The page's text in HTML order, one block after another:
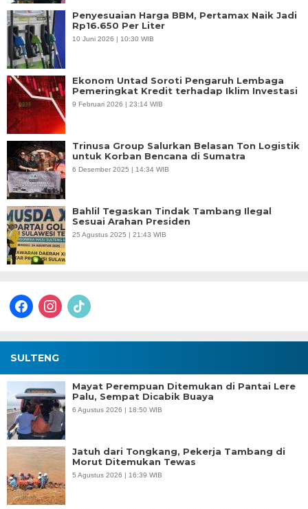
Penyesuaian Harga BBM, Pertamax Naik Jadi
Rp16.650 Per Liter
10 Juni 2026 | 10:30 WIB
Ekonom Untad Soroti Pengaruh Lembaga
Pemeringkat Kredit terhadap Iklim Investasi
9 Februari 2026 | 23:14 WIB
Trinusa Group Salurkan Belasan Ton Logistik
untuk Korban Bencana di Sumatra
6 Desember 2025 | 14:34 WIB
Bahlil Tegaskan Tindak Tambang Ilegal
Sesuai Arahan Presiden
25 Agustus 2025 | 21:43 WIB
facebookinstagram
tiktok
SULTENG
Mayat Perempuan Ditemukan di Pantai Lere
Palu, Sempat Dicabik Buaya
6 Agustus 2026 | 18:50 WIB
Jatuh dari Tongkang, Pekerja Tambang di
Morut Ditemukan Tewas
5 Agustus 2026 | 16:39 WIB